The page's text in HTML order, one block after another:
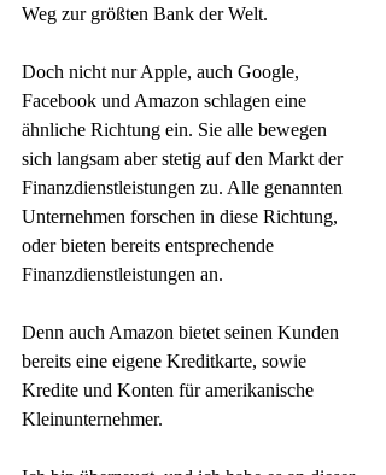
Weg zur größten Bank der Welt.
Doch nicht nur Apple, auch Google,
Facebook und Amazon schlagen eine
ähnliche Richtung ein. Sie alle bewegen
sich langsam aber stetig auf den Markt der
Finanzdienstleistungen zu. Alle genannten
Unternehmen forschen in diese Richtung,
oder bieten bereits entsprechende
Finanzdienstleistungen an.
Denn auch Amazon bietet seinen Kunden
bereits eine eigene Kreditkarte, sowie
Kredite und Konten für amerikanische
Kleinunternehmer.